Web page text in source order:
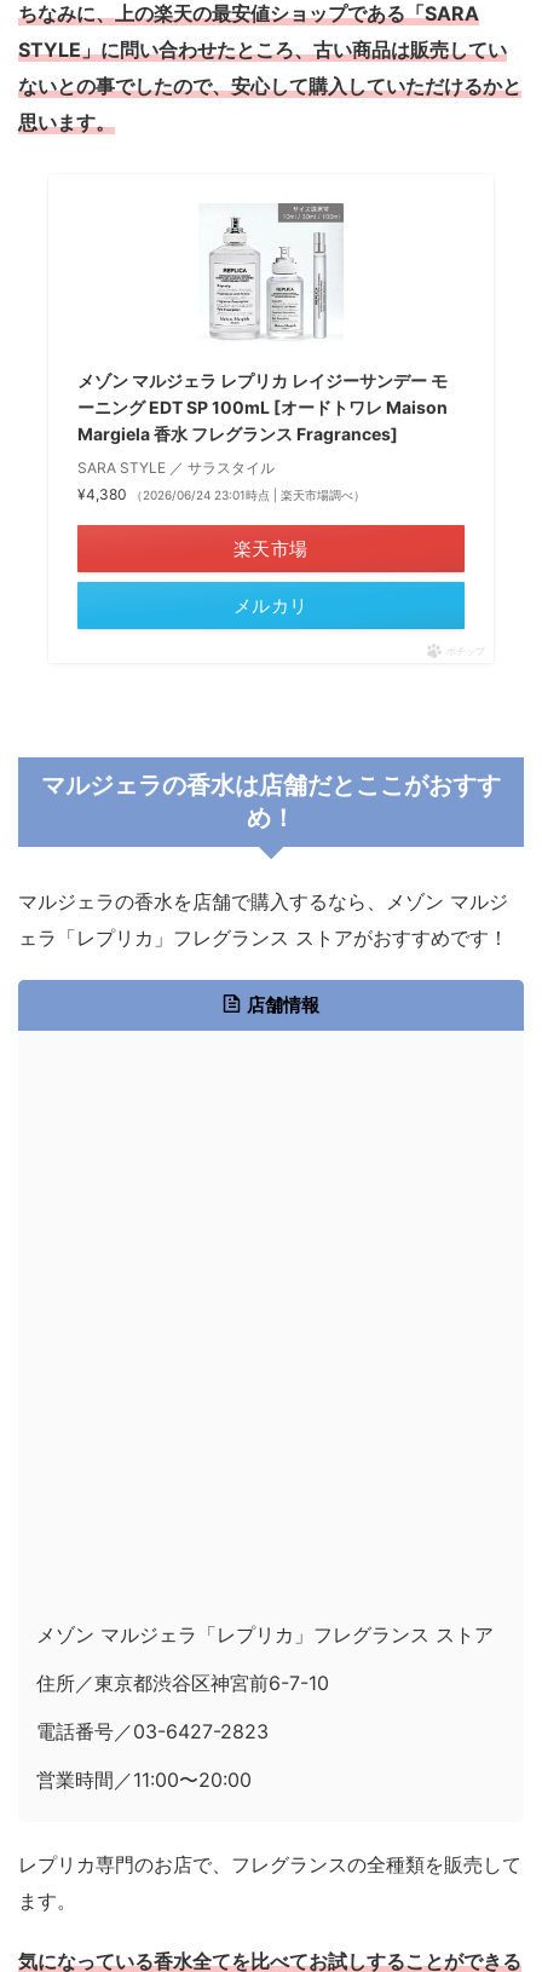
ちなみに、上の楽天の最安値ショップである「SARA
STYLE」に問い合わせたところ、古い商品は販売してい
ないとの事でしたので、安心して購入していただけるかと
思います。
メゾン マルジェラ レプリカ レイジーサンデー モ
ーニング EDT SP 100mL [オードトワレ Maison
Margiela 香水 フレグランス Fragrances]
SARA STYLE ／ サラスタイル
¥4,380
（2026/06/24 23:01時点 | 楽天市場調べ）
楽天市場
メルカリ
ポチップ
マルジェラの香水は店舗だとここがおすす
め！
マルジェラの香水を店舗で購入するなら、メゾン マルジ
ェラ「レプリカ」フレグランス ストアがおすすめです！
店舗情報
メゾン マルジェラ「レプリカ」フレグランス ストア
住所／東京都渋谷区神宮前6-7-10
電話番号／03-6427-2823
営業時間／11:00〜20:00
レプリカ専門のお店で、フレグランスの全種類を販売して
ます。
気になっている香水全てを比べてお試しすることができる